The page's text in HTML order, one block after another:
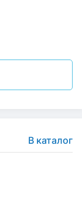
В каталог